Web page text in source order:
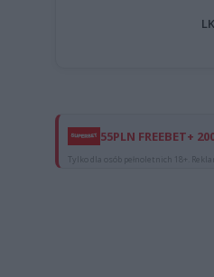
55PLN FREEBET+
Tylko dla osób pełnoletnich 18+.